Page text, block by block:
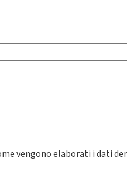
vengono elaborati i dati